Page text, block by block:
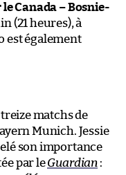
Canada – Bosnie-
(21 heures), à
est également
matchs de
Munich. Jessie
son importance
par leGuardian :